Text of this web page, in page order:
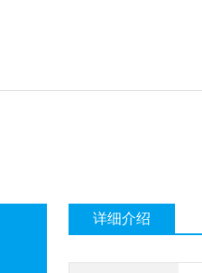
详细介绍